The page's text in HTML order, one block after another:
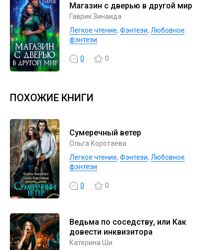
Магазин с дверью в другой мир
Гаврик Зинаида
Легкое чтение, Фэнтези, Любовное
фэнтези
0 0
ПОХОЖИЕ КНИГИ
Сумеречный ветер
Ольга Коротаева
Легкое чтение, Фэнтези, Любовное
фэнтези
0 0
Ведьма по соседству, или Как
довести инквизитора
Катерина Ши